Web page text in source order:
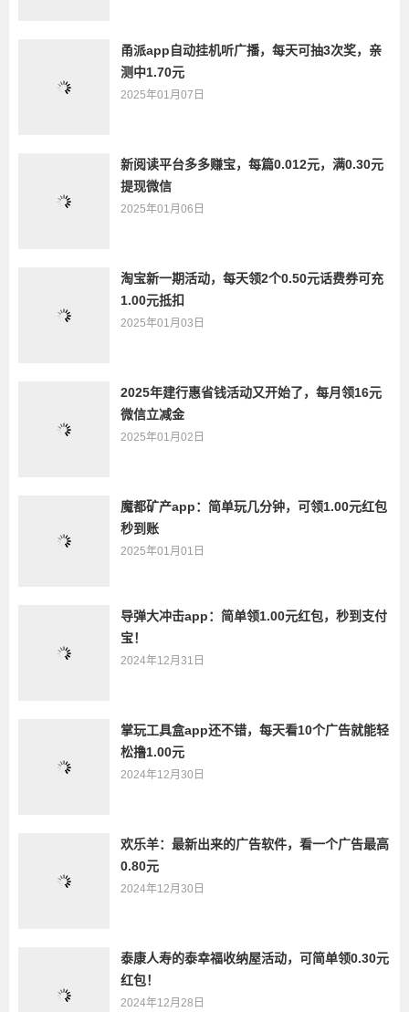
甬派app自动挂机听广播，每天可抽3次奖，亲
测中1.70元
2025年01月07日
新阅读平台多多赚宝，每篇0.012元，满0.30元
提现微信
2025年01月06日
淘宝新一期活动，每天领2个0.50元话费券可充
1.00元抵扣
2025年01月03日
2025年建行惠省钱活动又开始了，每月领16元
微信立减金
2025年01月02日
魔都矿产app：简单玩几分钟，可领1.00元红包
秒到账
2025年01月01日
导弹大冲击app：简单领1.00元红包，秒到支付
宝！
2024年12月31日
掌玩工具盒app还不错，每天看10个广告就能轻
松撸1.00元
2024年12月30日
欢乐羊：最新出来的广告软件，看一个广告最高
0.80元
2024年12月30日
泰康人寿的泰幸福收纳屋活动，可简单领0.30元
红包！
2024年12月28日